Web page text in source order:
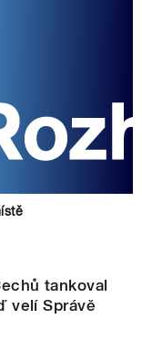
tankoval
velí Správě